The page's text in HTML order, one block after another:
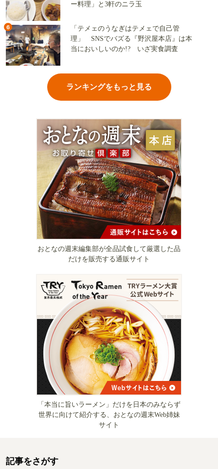
ー料理」と3軒のニラ玉
6
「テメェのうなぎはテメェで自己管
理」 SNSでバズる『野沢屋本店』は本
当においしいのか!? いざ実食調査
ランキングをもっと見る
おとなの週末編集部が全品試食して厳選した品
だけを販売する通販サイト
「本当に旨いラーメン」だけを日本のみならず
世界に向けて紹介する、おとなの週末Web姉妹
サイト
記事をさがす